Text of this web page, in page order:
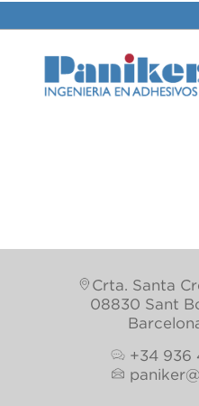
Crta. Santa
08830 Sant
+34 936